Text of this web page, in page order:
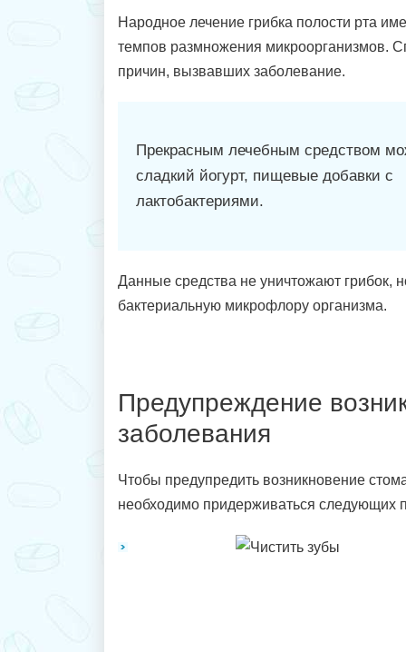
Народное лечение грибка полости рта
темпов размножения микроорганизмов.
причин, вызвавших заболевание.
Прекрасным лечебным средством
сладкий йогурт, пищевые добавки с
лактобактериями.
Данные средства не уничтожают грибок,
бактериальную микрофлору организма.
Предупреждение
заболевания
Чтобы предупредить возникновение
необходимо придерживаться следующих